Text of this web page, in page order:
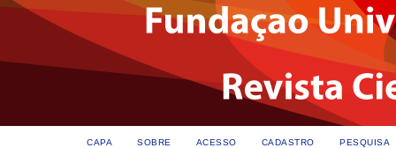
CAPA SOBRE ACESSO CADASTRO PESQUISA